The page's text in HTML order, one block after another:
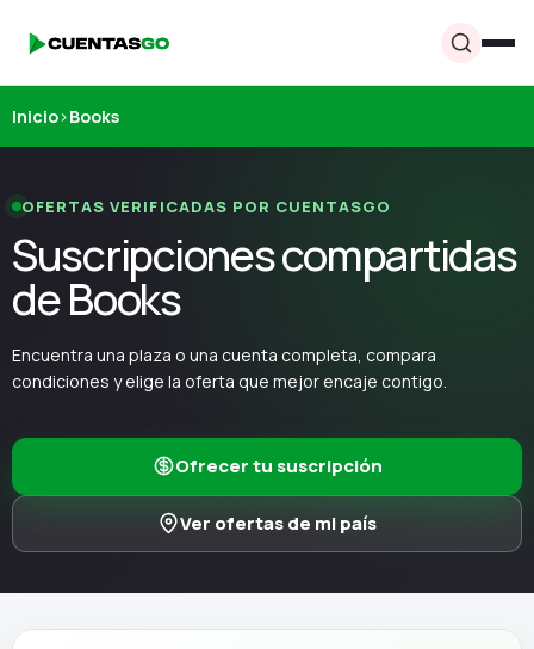
Inicio›Books
OFERTAS VERIFICADAS POR CUENTASGO
Suscripciones compartidas
de Books
Encuentra una plaza o una cuenta completa, compara
condiciones y elige la oferta que mejor encaje contigo.
Ofrecer tu suscripción
Ver ofertas de mi país